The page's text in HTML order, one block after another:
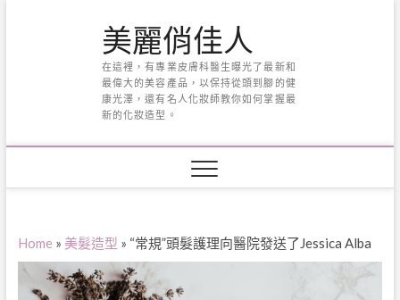
美麗俏佳人
在這裡，有專業皮膚科醫生曝光了最新和
最偉大的美容產品，以保持從頭到腳的健
康光澤，還有名人化妝師教你如何掌握最
新的化妝造型。
Home » 美髮造型 » “常規”頭髮護理向醫院發送了Jessica Alba